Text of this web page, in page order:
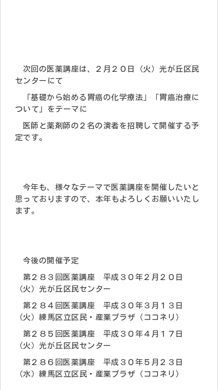
次回の医薬講座は、２月２０日（火）光が丘区民
センターにて
「基礎から始める胃癌の化学療法」「胃癌治療に
ついて」をテーマに
医師と薬剤師の２名の演者を招聘して開催する予
定です。
今年も、様々なテーマで医薬講座を開催したいと
思っておりますので、本年もよろしくお願いいたし
ます。
今後の開催予定
第２８３回医薬講座 平成３０年２月２０日
（火）光が丘区民センター
第２８４回医薬講座 平成３０年３月１３日
（火）練馬区立区民・産業プラザ（ココネリ）
第２８５回医薬講座 平成３０年４月１７日
（火）光が丘区民センター
第２８６回医薬講座 平成３０年５月２３日
（水）練馬区立区民・産業プラザ（ココネリ）